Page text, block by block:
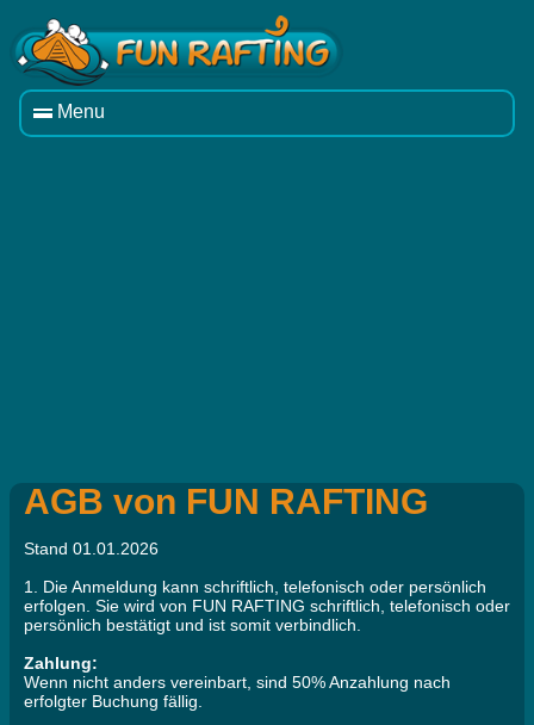
Menu
AGB von FUN RAFTING
Stand 01.01.2026
1. Die Anmeldung kann schriftlich, telefonisch oder persönlich
erfolgen. Sie wird von FUN RAFTING schriftlich, telefonisch oder
persönlich bestätigt und ist somit verbindlich.
Zahlung:
Wenn nicht anders vereinbart, sind 50% Anzahlung nach
erfolgter Buchung fällig.